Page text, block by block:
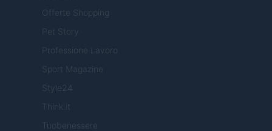
Offerte Shopping
Pet Story
Professione Lavoro
Sport Magazine
Style24
Think.it
Tuobenessere